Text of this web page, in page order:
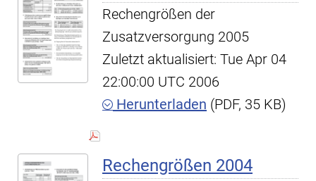
Rechengrößen der
Zusatzversorgung 2005
Zuletzt aktualisiert: Tue Apr 04
22:00:00 UTC 2006
Herunterladen (PDF, 35 KB)
Rechengrößen 2004